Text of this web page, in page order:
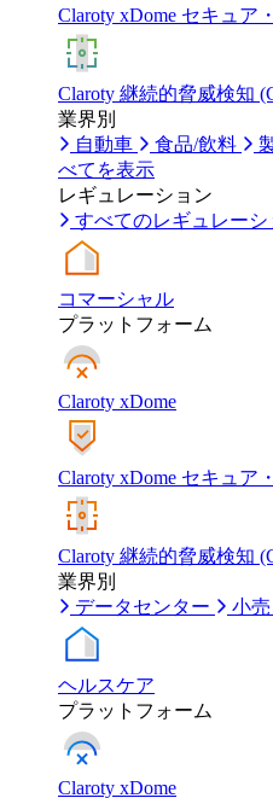
Claroty xDome セキュア
Claroty 継続的脅威検知
業界別
自動車
食品/飲料
べてを表示
レギュレーション
すべてのレギュレー
コマーシャル
プラットフォーム
Claroty xDome
Claroty xDome セキュア
Claroty 継続的脅威検知
業界別
データセンター
小売
ヘルスケア
プラットフォーム
Claroty xDome